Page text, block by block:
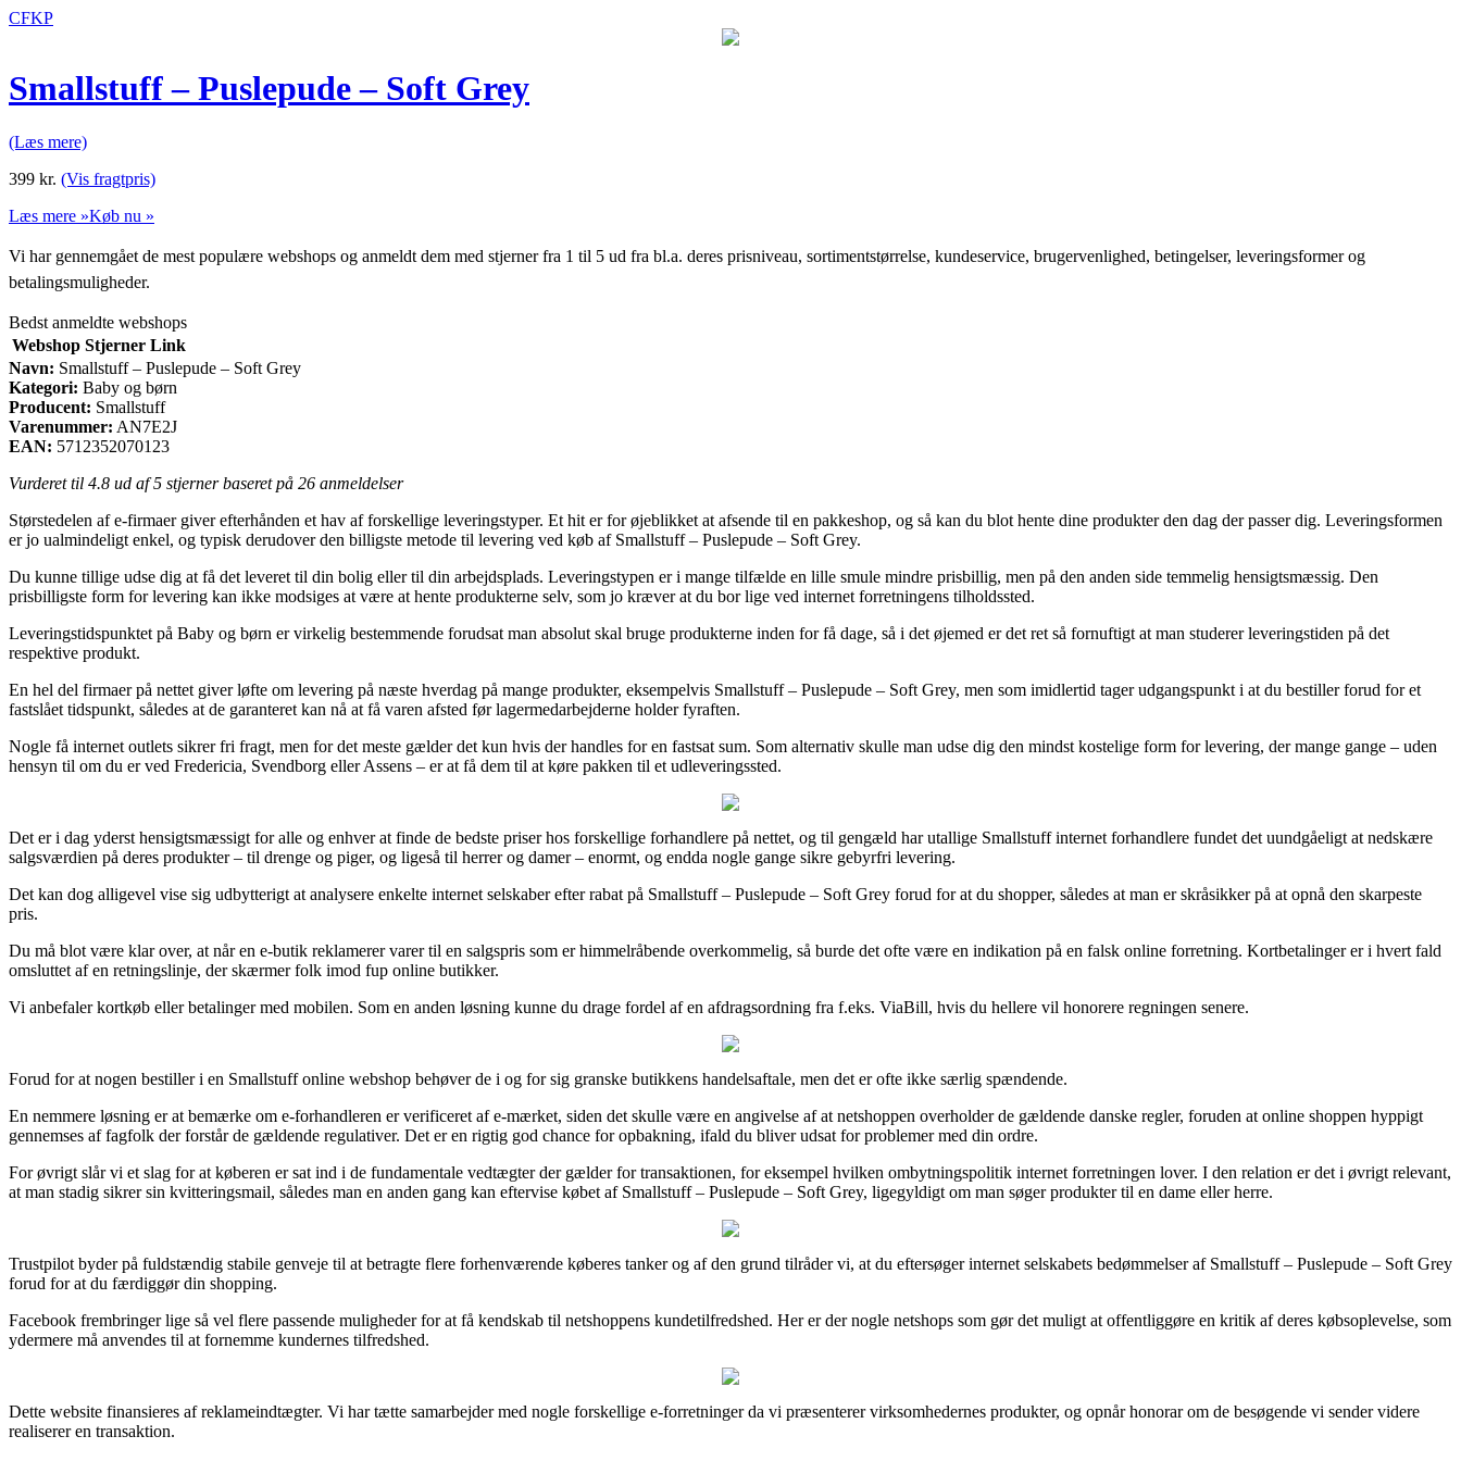
CFKP
Smallstuff – Puslepude – Soft Grey
(Læs mere)
399 kr. (Vis fragtpris)
Læs mere »Køb nu »
Vi har gennemgået de mest populære webshops og anmeldt dem med stjerner fra 1 til 5 ud fra bl.a. deres prisniveau, sortimentstørrelse, kundeservice, brugervenlighed, betingelser, leveringsformer og
betalingsmuligheder.
Bedst anmeldte webshops
Webshop Stjerner Link
Navn: Smallstuff – Puslepude – Soft Grey
Kategori: Baby og børn
Producent: Smallstuff
Varenummer: AN7E2J
EAN: 5712352070123
Vurderet til 4.8 ud af 5 stjerner baseret på 26 anmeldelser
Størstedelen af e-firmaer giver efterhånden et hav af forskellige leveringstyper. Et hit er for øjeblikket at afsende til en pakkeshop, og så kan du blot hente dine produkter den dag der passer dig. Leveringsformen
er jo ualmindeligt enkel, og typisk derudover den billigste metode til levering ved køb af Smallstuff – Puslepude – Soft Grey.
Du kunne tillige udse dig at få det leveret til din bolig eller til din arbejdsplads. Leveringstypen er i mange tilfælde en lille smule mindre prisbillig, men på den anden side temmelig hensigtsmæssig. Den
prisbilligste form for levering kan ikke modsiges at være at hente produkterne selv, som jo kræver at du bor lige ved internet forretningens tilholdssted.
Leveringstidspunktet på Baby og børn er virkelig bestemmende forudsat man absolut skal bruge produkterne inden for få dage, så i det øjemed er det ret så fornuftigt at man studerer leveringstiden på det
respektive produkt.
En hel del firmaer på nettet giver løfte om levering på næste hverdag på mange produkter, eksempelvis Smallstuff – Puslepude – Soft Grey, men som imidlertid tager udgangspunkt i at du bestiller forud for et
fastslået tidspunkt, således at de garanteret kan nå at få varen afsted før lagermedarbejderne holder fyraften.
Nogle få internet outlets sikrer fri fragt, men for det meste gælder det kun hvis der handles for en fastsat sum. Som alternativ skulle man udse dig den mindst kostelige form for levering, der mange gange – uden
hensyn til om du er ved Fredericia, Svendborg eller Assens – er at få dem til at køre pakken til et udleveringssted.
Det er i dag yderst hensigtsmæssigt for alle og enhver at finde de bedste priser hos forskellige forhandlere på nettet, og til gengæld har utallige Smallstuff internet forhandlere fundet det uundgåeligt at nedskære
salgsværdien på deres produkter – til drenge og piger, og ligeså til herrer og damer – enormt, og endda nogle gange sikre gebyrfri levering.
Det kan dog alligevel vise sig udbytterigt at analysere enkelte internet selskaber efter rabat på Smallstuff – Puslepude – Soft Grey forud for at du shopper, således at man er skråsikker på at opnå den skarpeste
pris.
Du må blot være klar over, at når en e-butik reklamerer varer til en salgspris som er himmelråbende overkommelig, så burde det ofte være en indikation på en falsk online forretning. Kortbetalinger er i hvert fald
omsluttet af en retningslinje, der skærmer folk imod fup online butikker.
Vi anbefaler kortkøb eller betalinger med mobilen. Som en anden løsning kunne du drage fordel af en afdragsordning fra f.eks. ViaBill, hvis du hellere vil honorere regningen senere.
Forud for at nogen bestiller i en Smallstuff online webshop behøver de i og for sig granske butikkens handelsaftale, men det er ofte ikke særlig spændende.
En nemmere løsning er at bemærke om e-forhandleren er verificeret af e-mærket, siden det skulle være en angivelse af at netshoppen overholder de gældende danske regler, foruden at online shoppen hyppigt
gennemses af fagfolk der forstår de gældende regulativer. Det er en rigtig god chance for opbakning, ifald du bliver udsat for problemer med din ordre.
For øvrigt slår vi et slag for at køberen er sat ind i de fundamentale vedtægter der gælder for transaktionen, for eksempel hvilken ombytningspolitik internet forretningen lover. I den relation er det i øvrigt relevant,
at man stadig sikrer sin kvitteringsmail, således man en anden gang kan eftervise købet af Smallstuff – Puslepude – Soft Grey, ligegyldigt om man søger produkter til en dame eller herre.
Trustpilot byder på fuldstændig stabile genveje til at betragte flere forhenværende køberes tanker og af den grund tilråder vi, at du eftersøger internet selskabets bedømmelser af Smallstuff – Puslepude – Soft Grey
forud for at du færdiggør din shopping.
Facebook frembringer lige så vel flere passende muligheder for at få kendskab til netshoppens kundetilfredshed. Her er der nogle netshops som gør det muligt at offentliggøre en kritik af deres købsoplevelse, som
ydermere må anvendes til at fornemme kundernes tilfredshed.
Dette website finansieres af reklameindtægter. Vi har tætte samarbejder med nogle forskellige e-forretninger da vi præsenterer virksomhedernes produkter, og opnår honorar om de besøgende vi sender videre
realiserer en transaktion.